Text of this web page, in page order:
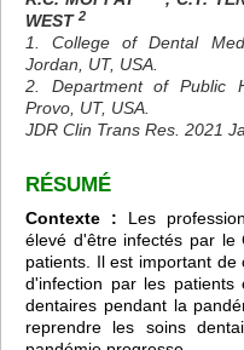
WEST 2
1. College of Dental
Jordan, UT, USA.
2. Department of Public
Provo, UT, USA.
JDR Clin Trans Res. 2021
RÉSUMÉ
Contexte : Les
élevé d'être infectés par le
patients. Il est important
d'infection par les
dentaires pendant la
reprendre les soins